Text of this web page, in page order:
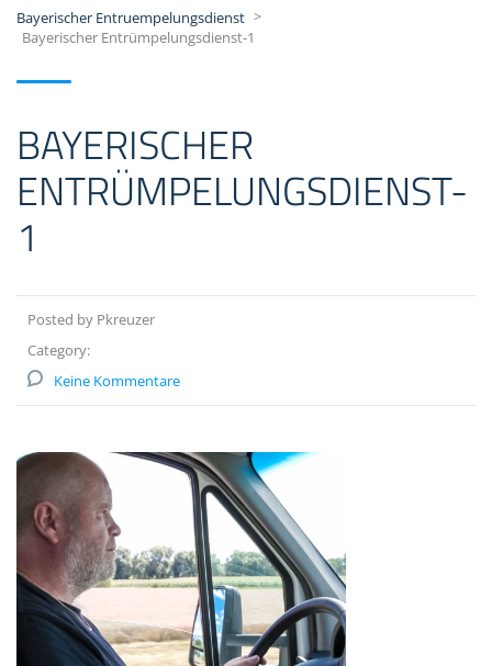
Bayerischer Entruempelungsdienst >
Bayerischer Entrümpelungsdienst-1
BAYERISCHER
ENTRÜMPELUNGSDIENST-
1
Posted by Pkreuzer
Category:
Keine Kommentare